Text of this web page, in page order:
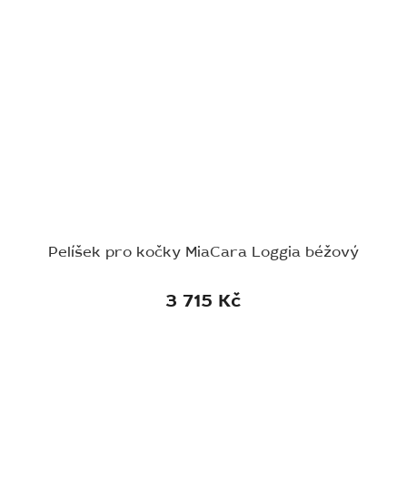
Pelíšek pro kočky MiaCara Loggia béžový
3 715 Kč